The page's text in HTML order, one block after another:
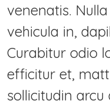
venenatis.
vehicula in,
Curabitur odio
efficitur et,
sollicitudin